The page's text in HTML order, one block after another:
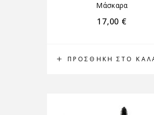
ΠΡΟΣΘΉΚΗ ΣΤΟ
Μάσκαρα
17,00 €